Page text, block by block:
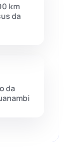
km
da
da